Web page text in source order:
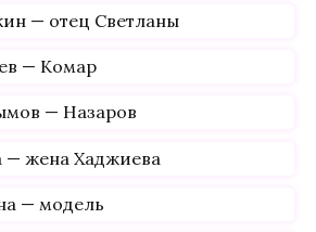
— отец Светланы
— Комар
— Назаров
— жена Хаджиева
— модель